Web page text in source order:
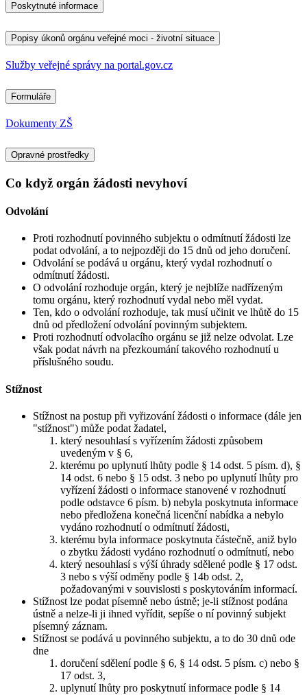
Poskytnuté informace
Popisy úkonů orgánu veřejné moci - životní situace
Služby veřejné správy na portal.gov.cz
Formuláře
Dokumenty ZŠ
Opravné prostředky
Co když orgán žádosti nevyhoví
Odvolání
Proti rozhodnutí povinného subjektu o odmítnutí žádosti lze
podat odvolání, a to nejpozději do 15 dnů od jeho doručení.
Odvolání se podává u orgánu, který vydal rozhodnutí o
odmítnutí žádosti.
O odvolání rozhoduje orgán, který je nejblíže nadřízeným
tomu orgánu, který rozhodnutí vydal nebo měl vydat.
Ten, kdo o odvolání rozhoduje, tak musí učinit ve lhůtě do 15
dnů od předložení odvolání povinným subjektem.
Proti rozhodnutí odvolacího orgánu se již nelze odvolat. Lze
však podat návrh na přezkoumání takového rozhodnutí u
příslušného soudu.
Stížnost
Stížnost na postup při vyřizování žádosti o informace (dále jen
"stížnost") může podat žadatel,
který nesouhlasí s vyřízením žádosti způsobem
uvedeným v § 6,
kterému po uplynutí lhůty podle § 14 odst. 5 písm. d), §
14 odst. 6 nebo § 15 odst. 3 nebo po uplynutí lhůty pro
vyřízení žádosti o informace stanovené v rozhodnutí
podle odstavce 6 písm. b) nebyla poskytnuta informace
nebo předložena konečná licenční nabídka a nebylo
vydáno rozhodnutí o odmítnutí žádosti,
kterému byla informace poskytnuta částečně, aniž bylo
o zbytku žádosti vydáno rozhodnutí o odmítnutí, nebo
který nesouhlasí s výší úhrady sdělené podle § 17 odst.
3 nebo s výší odměny podle § 14b odst. 2,
požadovanými v souvislosti s poskytováním informací.
Stížnost lze podat písemně nebo ústně; je-li stížnost podána
ústně a nelze-li ji ihned vyřídit, sepíše o ní povinný subjekt
písemný záznam.
Stížnost se podává u povinného subjektu, a to do 30 dnů ode
dne
doručení sdělení podle § 6, § 14 odst. 5 písm. c) nebo §
17 odst. 3,
uplynutí lhůty pro poskytnutí informace podle § 14